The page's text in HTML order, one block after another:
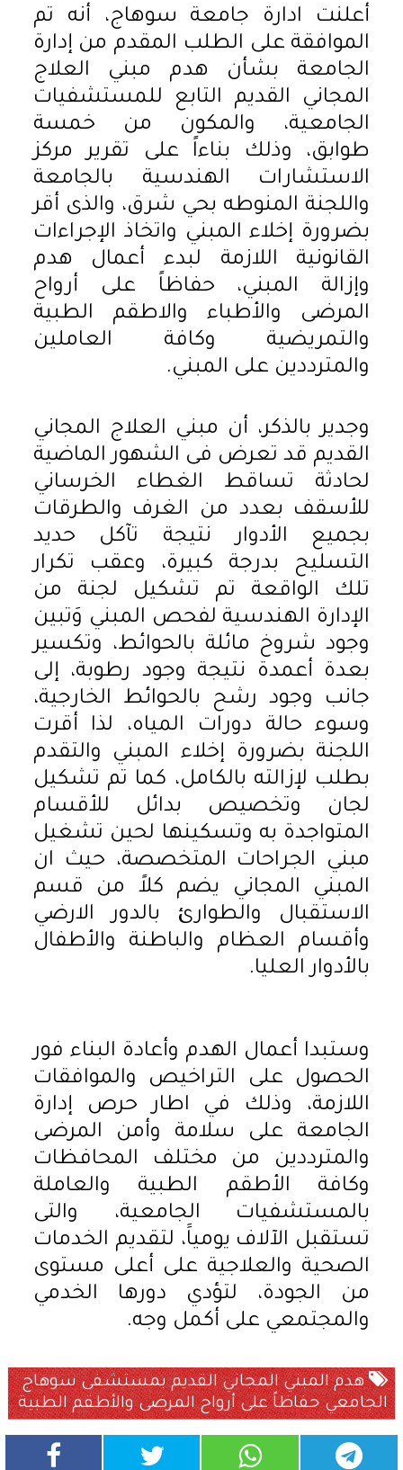
أعلنت ادارة جامعة سوهاج، أنه تم
الموافقة على الطلب المقدم من إدارة
الجامعة بشأن هدم مبني العلاج
المجاني القديم التابع للمستشفيات
الجامعية، والمكون من خمسة
طوابق، وذلك بناءاً على تقرير مركز
الاستشارات الهندسية بالجامعة
واللجنة المنوطه بحي شرق، والذى أقر
بضرورة إخلاء المبني واتخاذ الإجراءات
القانونية اللازمة لبدء أعمال هدم
وإزالة المبني، حفاظاً على أرواح
المرضى والأطباء والاطقم الطبية
والتمريضية وكافة العاملين
والمترددين على المبني.
وجدير بالذكر، أن مبني العلاج المجاني
القديم قد تعرض فى الشهور الماضية
لحادثة تساقط الغطاء الخرساني
للأسقف بعدد من الغرف والطرقات
بجميع الأدوار نتيجة تآكل حديد
التسليح بدرجة كبيرة، وعقب تكرار
تلك الواقعة تم تشكيل لجنة من
الإدارة الهندسية لفحص المبني وَتبين
وجود شروخ مائلة بالحوائط، وتكسير
بعدة أعمدة نتيجة وجود رطوبة، إلى
جانب وجود رشح بالحوائط الخارجية،
وسوء حالة دورات المياه، لذا أقرت
اللجنة بضرورة إخلاء المبني والتقدم
بطلب لإزالته بالكامل، كما تم تشكيل
لجان وتخصيص بدائل للأقسام
المتواجدة به وتسكينها لحين تشغيل
مبني الجراحات المتخصصة، حيث ان
المبني المجاني يضم كلاً من قسم
الاستقبال والطوارئ بالدور الارضي
وأقسام العظام والباطنة والأطفال
بالأدوار العليا.
وستبدا أعمال الهدم وأعادة البناء فور
الحصول على التراخيص والموافقات
اللازمة، وذلك في اطار حرص إدارة
الجامعة على سلامة وأمن المرضى
والمترددين من مختلف المحافظات
وكافة الأطقم الطبية والعاملة
بالمستشفيات الجامعية، والتى
تستقبل الآلاف يومياََ، لتقديم الخدمات
الصحية والعلاجية على أعلى مستوى
من الجودة، لتؤدي دورها الخدمي
والمجتمعي على أكمل وجه.
هدم المبني المجاني القديم بمستشفى سوهاج
الجامعي حفاظاً على أرواح المرضى والأطقم الطبية